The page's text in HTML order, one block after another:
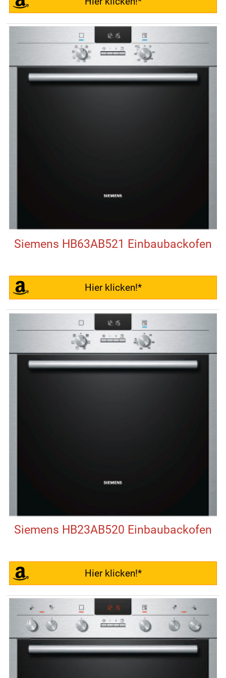
Siemens HB63AB521 Einbaubackofen
Hier klicken!*
Siemens HB23AB520 Einbaubackofen
Hier klicken!*